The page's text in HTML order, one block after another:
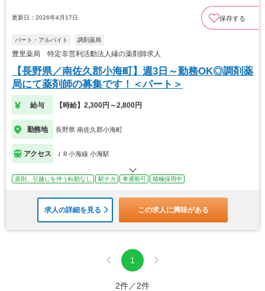
更新日：2026年4月17日 保存する
パート・アルバイト 調剤薬局
豊里薬局 特定非営利活動法人縁の薬剤師求人
【長野県／南佐久郡小海町】週3日～勤務OK◎調剤薬
局にて薬剤師の募集です！＜パート＞
給与 【時給】2,300円～2,800円
勤務地 長野県 南佐久郡小海町
アクセス ＪＲ小海線 小海駅
原則、引越しを伴う転勤なし 駅チカ 車通勤可 積極採用中
求人の詳細を見る この求人に興味がある
1
2件／2件